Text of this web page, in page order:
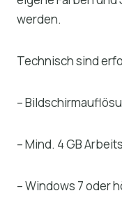
werden.
Technisch sind
–
– Mind. 4 GB
– Windows 7 oder